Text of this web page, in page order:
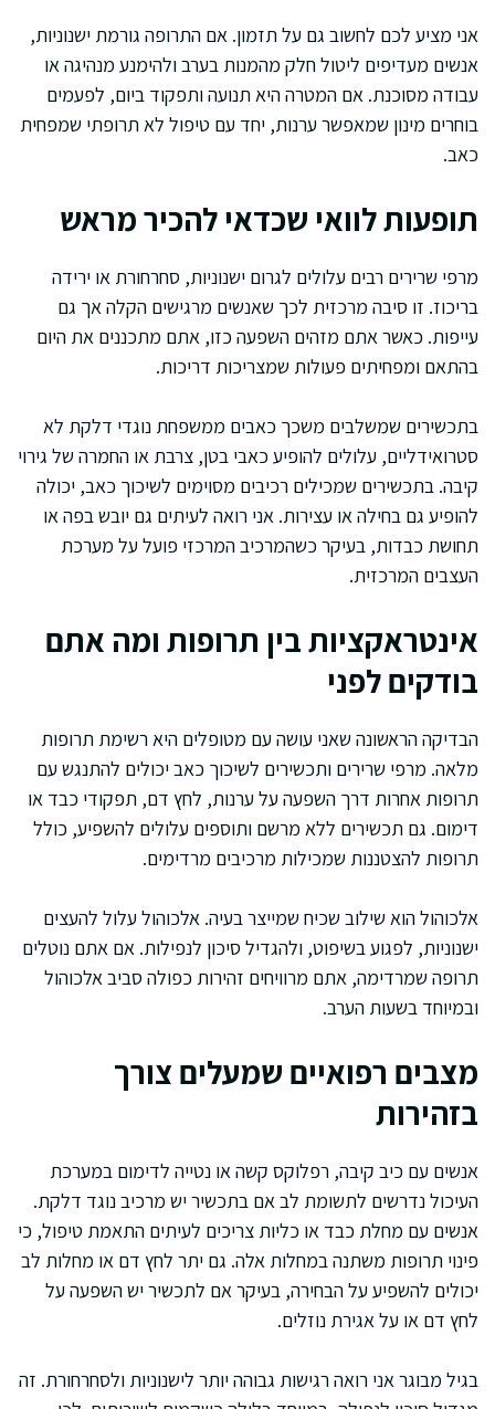
אני מציע לכם לחשוב גם על תזמון. אם התרופה גורמת ישנוניות,
אנשים מעדיפים ליטול חלק מהמנות בערב ולהימנע מנהיגה או
עבודה מסוכנת. אם המטרה היא תנועה ותפקוד ביום, לפעמים
בוחרים מינון שמאפשר ערנות, יחד עם טיפול לא תרופתי שמפחית
כאב.
תופעות לוואי שכדאי להכיר מראש
מרפי שרירים רבים עלולים לגרום ישנוניות, סחרחורת או ירידה
בריכוז. זו סיבה מרכזית לכך שאנשים מרגישים הקלה אך גם
עייפות. כאשר אתם מזהים השפעה כזו, אתם מתכננים את היום
בהתאם ומפחיתים פעולות שמצריכות דריכות.
בתכשירים שמשלבים משכך כאבים ממשפחת נוגדי דלקת לא
סטרואידליים, עלולים להופיע כאבי בטן, צרבת או החמרה של גירוי
קיבה. בתכשירים שמכילים רכיבים מסוימים לשיכוך כאב, יכולה
להופיע גם בחילה או עצירות. אני רואה לעיתים גם יובש בפה או
תחושת כבדות, בעיקר כשהמרכיב המרכזי פועל על מערכת
העצבים המרכזית.
אינטראקציות בין תרופות ומה אתם
בודקים לפני
הבדיקה הראשונה שאני עושה עם מטופלים היא רשימת תרופות
מלאה. מרפי שרירים ותכשירים לשיכוך כאב יכולים להתנגש עם
תרופות אחרות דרך השפעה על ערנות, לחץ דם, תפקודי כבד או
דימום. גם תכשירים ללא מרשם ותוספים עלולים להשפיע, כולל
תרופות להצטננות שמכילות מרכיבים מרדימים.
אלכוהול הוא שילוב שכיח שמייצר בעיה. אלכוהול עלול להעצים
ישנוניות, לפגוע בשיפוט, ולהגדיל סיכון לנפילות. אם אתם נוטלים
תרופה שמרדימה, אתם מרוויחים זהירות כפולה סביב אלכוהול
ובמיוחד בשעות הערב.
מצבים רפואיים שמעלים צורך
בזהירות
אנשים עם כיב קיבה, רפלוקס קשה או נטייה לדימום במערכת
העיכול נדרשים לתשומת לב אם בתכשיר יש מרכיב נוגד דלקת.
אנשים עם מחלת כבד או כליות צריכים לעיתים התאמת טיפול, כי
פינוי תרופות משתנה במחלות אלה. גם יתר לחץ דם או מחלות לב
יכולים להשפיע על הבחירה, בעיקר אם לתכשיר יש השפעה על
לחץ דם או על אגירת נוזלים.
בגיל מבוגר אני רואה רגישות גבוהה יותר לישנוניות ולסחרחורת. זה